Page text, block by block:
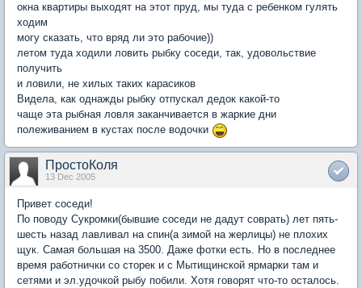
окна квартиры выходят на этот пруд, мы туда с ребенком гулять
ходим
могу сказать, что вряд ли это рабочие))
летом туда ходили ловить рыбку соседи, так, удовольствие
получить
и ловили, не хилых таких карасиков
Видела, как однажды рыбку отпускал дедок какой-то
чаще эта рыбная ловля заканчивается в жаркие дни
полеживанием в кустах после водочки
ПростоКоля
13 Dec 2005
Привет соседи!
По поводу Сукромки(бывшие соседи не дадут соврать) лет пять-
шесть назад лавливал на спин(а зимой на жерлицы) не плохих
щук. Самая большая на 3500. Даже фотки есть. Но в последнее
время работнички со сторек и с Мытищинской ярмарки там и
сетями и эл.удочкой рыбу побили. Хотя говорят что-то осталось.